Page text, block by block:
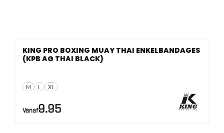
M L XL
KING PRO BOXING MUAY THAI ENKELBANDAGES
(KPB AG THAI BLACK)
Vanaf9.95